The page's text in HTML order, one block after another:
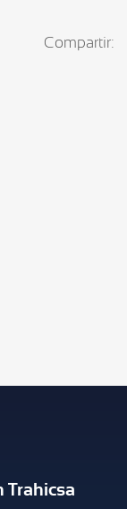
Compartir:
Trahicsa